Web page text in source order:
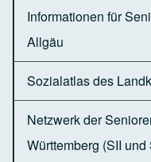
Informationen für
Allgäu
Sozialatlas des
Netzwerk der
Württemberg (SII